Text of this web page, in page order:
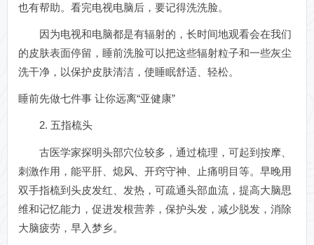
也有帮助。看完电视电脑后，要记得洗洗脸。
因为电视和电脑都是有辐射的，长时间地观看会在我们
的皮肤表面停留，睡前洗脸可以把这些辐射粒子和一些灰尘
洗干净，以保护皮肤清洁，使睡眠舒适、轻松。
睡前先做七件事 让你远离“亚健康”
2. 五指梳头
古医学家探明头部穴位较多，通过梳理，可起到按摩、
刺激作用，能平肝、熄风、开窍守神、止痛明目等。早晚用
双手指梳到头皮发红、发热，可疏通头部血流，提高大脑思
维和记忆能力，促进发根营养，保护头发，减少脱发，消除
大脑疲劳，早入梦乡。